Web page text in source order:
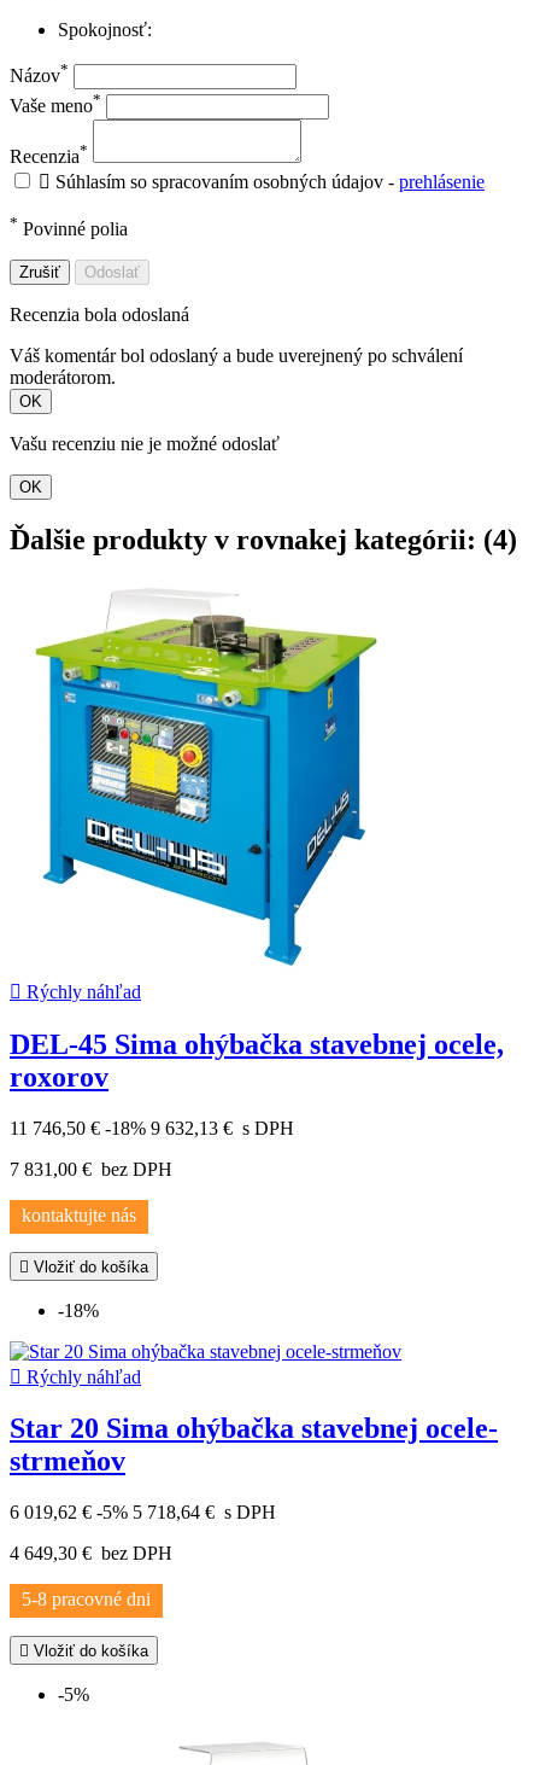
Spokojnosť:
Názov*
Vaše meno*
Recenzia*
 Súhlasím so spracovaním osobných údajov - prehlásenie
* Povinné polia
Zrušiť Odoslať
Recenzia bola odoslaná
Váš komentár bol odoslaný a bude uverejnený po schválení
moderátorom.
OK
Vašu recenziu nie je možné odoslať
OK
Ďalšie produkty v rovnakej kategórii: (4)
 Rýchly náhľad
DEL-45 Sima ohýbačka stavebnej ocele,
roxorov
11 746,50 € -18% 9 632,13 € s DPH
7 831,00 € bez DPH
kontaktujte nás
 Vložiť do košíka
-18%
 Rýchly náhľad
Star 20 Sima ohýbačka stavebnej ocele-
strmeňov
6 019,62 € -5% 5 718,64 € s DPH
4 649,30 € bez DPH
5-8 pracovné dni
 Vložiť do košíka
-5%